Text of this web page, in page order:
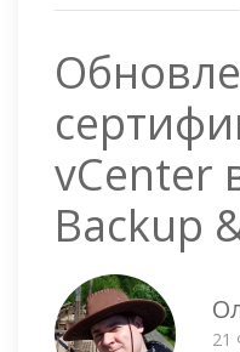
vCenter
Backup
21